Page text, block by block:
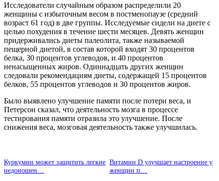
Исследователи случайным образом распределили 20
женщины с избыточным весом в постменопаузе (средний
возраст 61 год) в две группы. Исследуемые сидели на диете с
целью похудения в течение шести месяцев. Девять женщин
придерживались диеты палеолита, также называемой
пещерной диетой, в состав которой входят 30 процентов
белка, 30 процентов углеводов, и 40 процентов
ненасыщенных жиров. Одиннадцать других женщин
следовали рекомендациям диеты, содержащей 15 процентов
белков, 55 процентов углеводов и 30 процентов жиров.
Было выявлено улучшение памяти после потери веса, и
Петерсон сказал, что деятельность мозга в процессе
тестирования памяти отразила это улучшение. После
снижения веса, мозговая деятельность также улучшилась.
Куркумин может защитить легкие
недоношен…
Витамин D улучшает настроение у
женщин п…